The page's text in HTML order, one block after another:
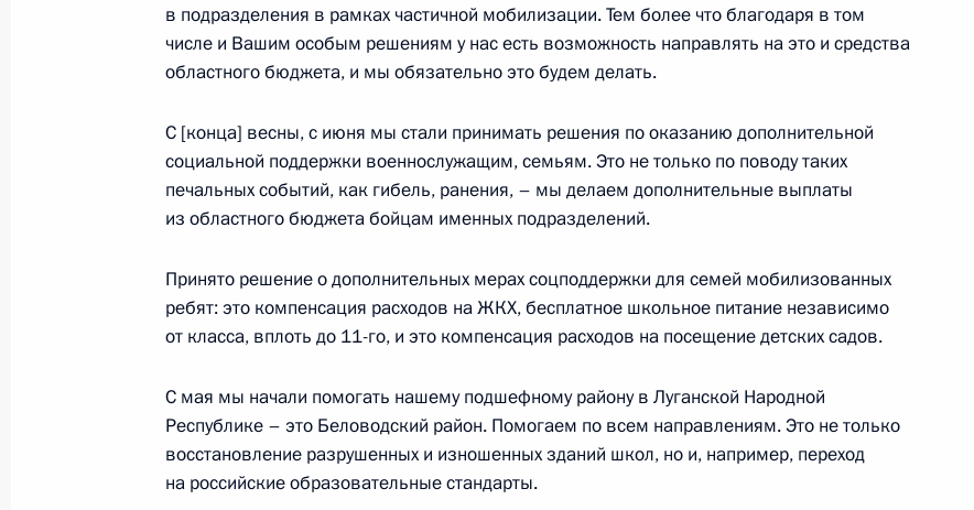
Заседание Совета по науке и образованию
8 февраля 2018 года, 15:20
Рабочая встреча с врио губернатора Новосибирской области
Андреем Травниковым
Вручение премий Президента в области науки и инноваций для
8 февраля 2018 года, 13:00
в подразделения в рамках частичной мобилизации. Тем более что благодаря в том
числе и Вашим особым решениям у нас есть возможность направлять на это и средства
областного бюджета, и мы обязательно это будем делать.
С [конца] весны, с июня мы стали принимать решения по оказанию дополнительной
социальной поддержки военнослужащим, семьям. Это не только по поводу таких
печальных событий, как гибель, ранения, – мы делаем дополнительные выплаты
из областного бюджета бойцам именных подразделений.
Принято решение о дополнительных мерах соцподдержки для семей мобилизованных
ребят: это компенсация расходов на ЖКХ, бесплатное школьное питание независимо
от класса, вплоть до 11-го, и это компенсация расходов на посещение детских садов.
С мая мы начали помогать нашему подшефному району в Луганской Народной
Республике – это Беловодский район. Помогаем по всем направлениям. Это не только
восстановление разрушенных и изношенных зданий школ, но и, например, переход
на российские образовательные стандарты.